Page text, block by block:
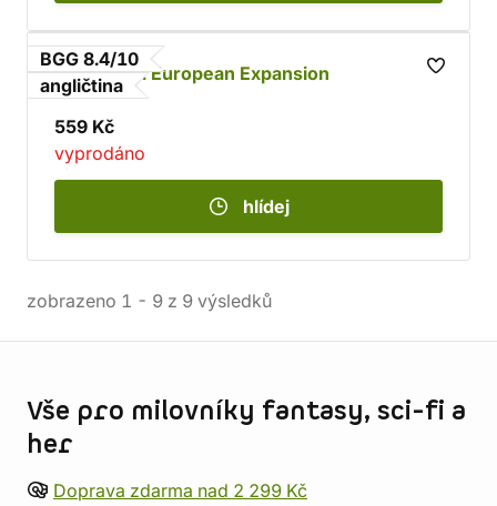
BGG 8.4/10
angličtina
Wingspan: European Expansion
559 Kč
vyprodáno
hlídej
zobrazeno 1 - 9 z 9 výsledků
Vše pro milovníky fantasy, sci-fi a
her
Doprava zdarma nad 2 299 Kč